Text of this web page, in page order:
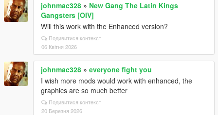
johnmac328 » New Gang The Latin Kings
Gangsters [OIV]
Will this work with the Enhanced version?
Подивитися контекст
06 Квітня 2026
johnmac328 » everyone fight you
I wish more mods would work with enhanced, the
graphics are so much better
Подивитися контекст
20 Березня 2026